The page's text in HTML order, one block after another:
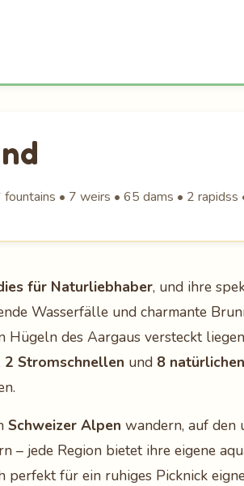
• 7 weirs • 65 dams • 2
für Naturliebhaber, und ihre
Wasserfälle und charmante
Hügeln des Aargaus versteckt
2 Stromschnellen und 8
Schweizer Alpen wandern, auf den
– jede Region bietet ihre eigene
perfekt für ein ruhiges Picknick